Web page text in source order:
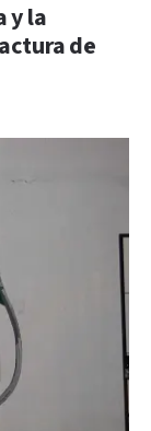
y la
de